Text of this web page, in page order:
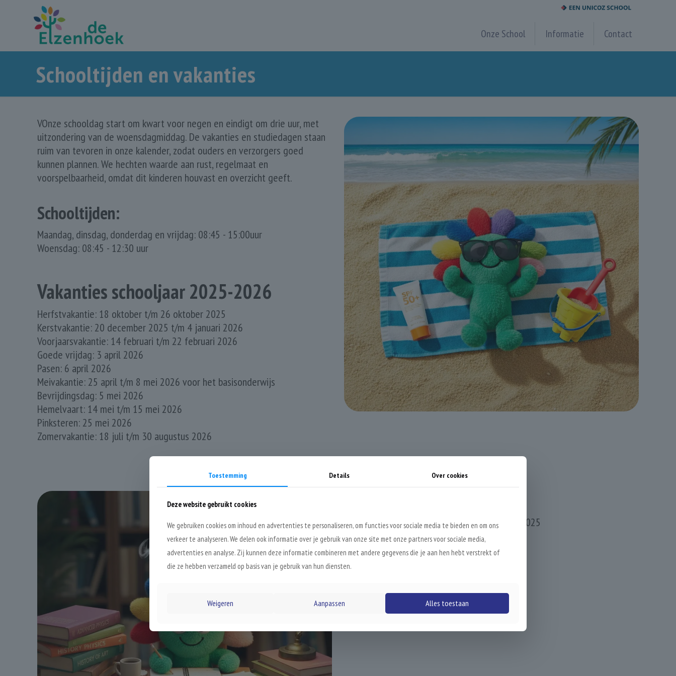
Onze School Informatie Contact
Schooltijden en vakanties
VOnze schooldag start om kwart voor negen en eindigt om drie uur, met
uitzondering van de woensdagmiddag. De vakanties en studiedagen staan
ruim van tevoren in onze kalender, zodat ouders en verzorgers goed
kunnen plannen. We hechten waarde aan rust, regelmaat en
voorspelbaarheid, omdat dit kinderen houvast en overzicht geeft.
Schooltijden:
Maandag, dinsdag, donderdag en vrijdag: 08:45 - 15:00uur
Woensdag: 08:45 - 12:30 uur
Vakanties schooljaar 2025-2026
Herfstvakantie: 18 oktober t/m 26 oktober 2025
Kerstvakantie: 20 december 2025 t/m 4 januari 2026
Voorjaarsvakantie: 14 februari t/m 22 februari 2026
Goede vrijdag: 3 april 2026
Pasen: 6 april 2026
Meivakantie: 25 april t/m 8 mei 2026 voor het basisonderwijs
Bevrijdingsdag: 5 mei 2026
Hemelvaart: 14 mei t/m 15 mei 2026
Pinksteren: 25 mei 2026
Zomervakantie: 18 juli t/m 30 augustus 2026
Donderdag 16 oktober en vrijdag 17 oktober 2025
Maandag 8 december 2025
Dinsdag 3 maart 2026
Woensdag 11 maart 2026 (Unicoz)
Woensdag 1 juli 2026
Toestemming Details Over cookies
Deze website gebruikt cookies
We gebruiken cookies om inhoud en advertenties te personaliseren, om functies voor sociale media te bieden en om ons
verkeer te analyseren. We delen ook informatie over je gebruik van onze site met onze partners voor sociale media,
advertenties en analyse. Zij kunnen deze informatie combineren met andere gegevens die je aan hen hebt verstrekt of
die ze hebben verzameld op basis van je gebruik van hun diensten.
Weigeren Aanpassen Alles toestaan